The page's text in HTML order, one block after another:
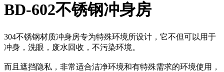
BD-602不锈钢冲身房
304不锈钢材质冲身房专为特殊环境所设计，它不但可以用于
冲身，洗眼，废水回收，不污染环境。
而且遮挡隐私，非常适合洁净环境和有特殊需求的环境使用，